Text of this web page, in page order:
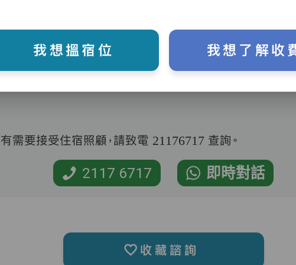
要接受住宿照顧，請致電 21176717 查詢。
2117 6717 即時對話
收藏諮詢
我想搵宿位 我想了解收